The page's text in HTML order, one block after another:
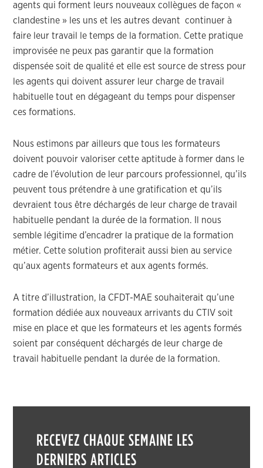
agents qui forment leurs nouveaux collègues de façon «
clandestine » les uns et les autres devant continuer à
faire leur travail le temps de la formation. Cette pratique
improvisée ne peux pas garantir que la formation
dispensée soit de qualité et elle est source de stress pour
les agents qui doivent assurer leur charge de travail
habituelle tout en dégageant du temps pour dispenser
ces formations.
Nous estimons par ailleurs que tous les formateurs
doivent pouvoir valoriser cette aptitude à former dans le
cadre de l’évolution de leur parcours professionnel, qu’ils
peuvent tous prétendre à une gratification et qu’ils
devraient tous être déchargés de leur charge de travail
habituelle pendant la durée de la formation. Il nous
semble légitime d’encadrer la pratique de la formation
métier. Cette solution profiterait aussi bien au service
qu’aux agents formateurs et aux agents formés.
A titre d’illustration, la CFDT-MAE souhaiterait qu’une
formation dédiée aux nouveaux arrivants du CTIV soit
mise en place et que les formateurs et les agents formés
soient par conséquent déchargés de leur charge de
travail habituelle pendant la durée de la formation.
RECEVEZ CHAQUE SEMAINE LES
DERNIERS ARTICLES